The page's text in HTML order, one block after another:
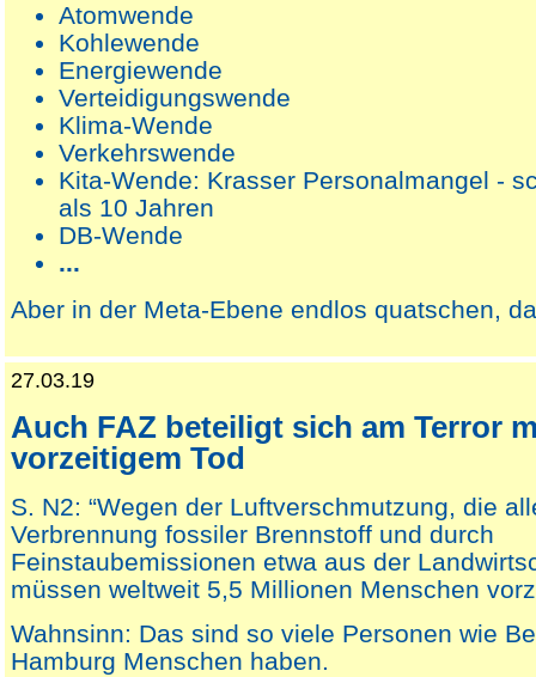
Atomwende
Kohlewende
Energiewende
Verteidigungswende
Klima-Wende
Verkehrswende
Kita-Wende: Krasser Personalmangel -
als 10 Jahren
DB-Wende
...
Aber in der Meta-Ebene endlos quatschen,
27.03.19
Auch FAZ beteiligt sich am Terror
vorzeitigem Tod
S. N2: “Wegen der Luftverschmutzung, die
Verbrennung fossiler Brennstoff und durch
Feinstaubemissionen etwa aus der
müssen weltweit 5,5 Millionen Menschen
Wahnsinn: Das sind so viele Personen wie
Hamburg Menschen haben.